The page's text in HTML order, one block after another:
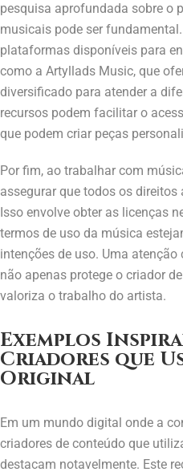
pesquisa aprofundada sobre o
musicais pode ser
plataformas disponíveis para
como a Artyllads Music, que
diversificado para atender a
recursos podem facilitar o
que podem criar peças
Por fim, ao trabalhar com
assegurar que todos os
Isso envolve obter as licenças
termos de uso da música
intenções de uso. Uma
não apenas protege o criador
valoriza o trabalho do artista.
Exemplos
Criadores que
Original
Em um mundo digital onde a
criadores de conteúdo que
destacam notavelmente. Este